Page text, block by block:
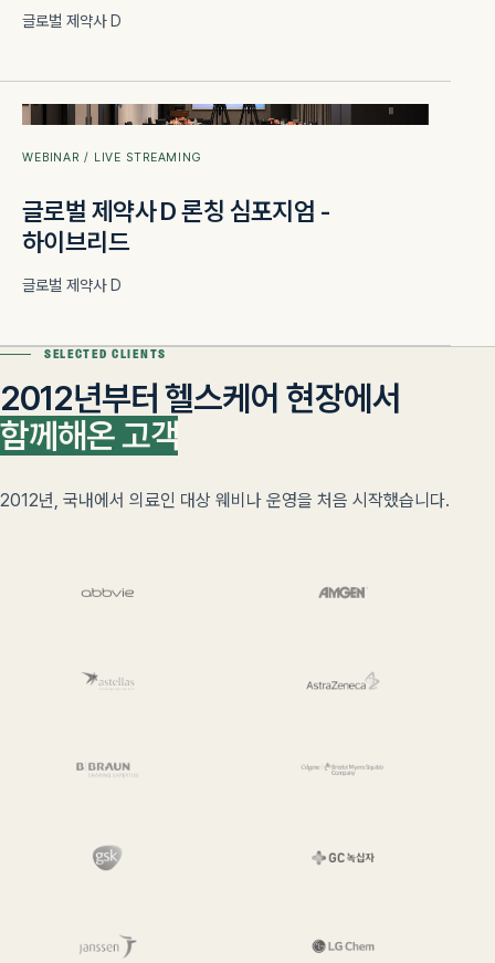
글로벌 제약사 D
WEBINARS
WEBINAR / LIVE STREAMING
글로벌 제약사 D 론칭 심포지엄 -
하이브리드
글로벌 제약사 D
SELECTED CLIENTS
2012년부터 헬스케어 현장에서
함께해온 고객
2012년, 국내에서 의료인 대상 웨비나 운영을 처음 시작했습니다.